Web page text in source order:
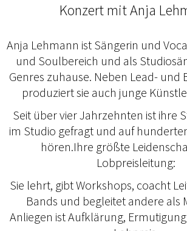
Konzert mit Anja
Anja Lehmann ist Sängerin und
und Soulbereich und als
Genres zuhause. Neben Lead- und
produziert sie auch junge
Seit über vier Jahrzehnten ist ihre
im Studio gefragt und auf
hören.Ihre größte
Lobpreisleitung:
Sie lehrt, gibt Workshops, coacht
Bands und begleitet andere als
Anliegen ist Aufklärung,